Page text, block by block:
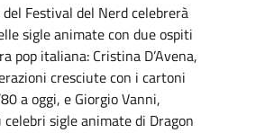
Festival del Nerd celebrerà
sigle animate con due ospiti
pop italiana: Cristina D’Avena,
cresciute con i cartoni
a oggi, e Giorgio Vanni,
sigle animate di Dragon